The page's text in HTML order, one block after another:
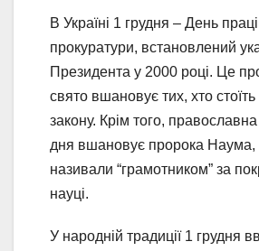
В Україні 1 грудня – День
прокуратури, встановлений
Президента у 2000 році. Це
свято вшановує тих, хто стоїть
закону. Крім того,
дня вшановує пророка Наума,
називали “грамотником” за
науці.
У народній традиції 1 грудня